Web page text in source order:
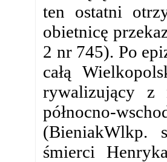
ten ostatni
obietnicę
2 nr 745). Po
całą
rywalizujący z
północno-
(BieniakWlkp.
śmierci